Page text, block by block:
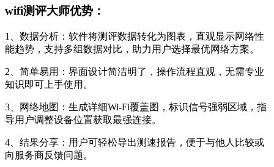
wifi测评大师优势：
1、数据分析：软件将测评数据转化为图表，直观显示网络性
能趋势，支持多组数据对比，助力用户选择最优网络方案。
2、简单易用：界面设计简洁明了，操作流程直观，无需专业
知识即可上手使用。
3、网络地图：生成详细Wi-Fi覆盖图，标识信号强弱区域，指
导用户调整设备位置获取最强连接。
4、结果分享：用户可轻松导出测速报告，便于与他人比较或
向服务商反馈问题。